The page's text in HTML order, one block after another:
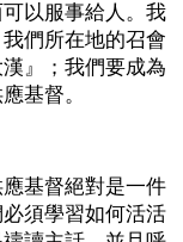
以服事給人。我
們所在地的召會
』；我們要成為
基督。
基督絕對是一件
須學習如何活活